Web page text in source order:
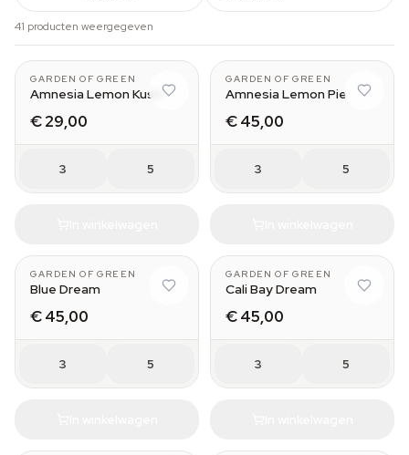
41 producten weergegeven
GARDEN OF GREEN
Amnesia Lemon Kush
€ 29,00
3 5
GARDEN OF GREEN
Amnesia Lemon Pie
€ 45,00
3 5
GARDEN OF GREEN
Blue Dream
€ 45,00
3 5
GARDEN OF GREEN
Cali Bay Dream
€ 45,00
3 5